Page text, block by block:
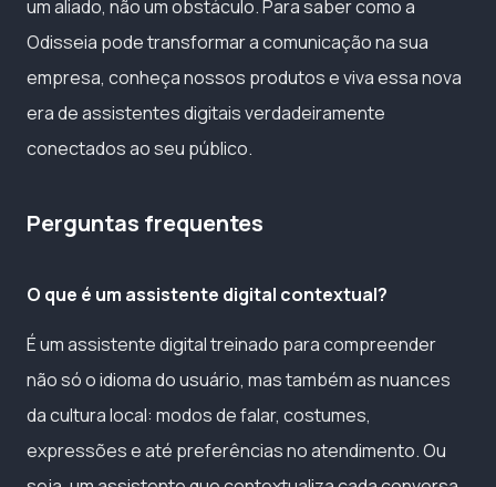
um aliado, não um obstáculo. Para saber como a
Odisseia pode transformar a comunicação na sua
empresa, conheça nossos produtos e viva essa nova
era de assistentes digitais verdadeiramente
conectados ao seu público.
Perguntas frequentes
O que é um assistente digital contextual?
É um assistente digital treinado para compreender
não só o idioma do usuário, mas também as nuances
da cultura local: modos de falar, costumes,
expressões e até preferências no atendimento. Ou